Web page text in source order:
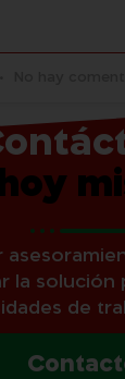
hoy
la solución
de